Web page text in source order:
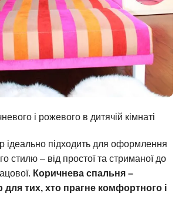
і рожевого в дитячій кімнаті
ідеально підходить для оформлення
стилю – від простої та стриманої до
Коричнева спальня –
для тих, хто прагне комфортного і